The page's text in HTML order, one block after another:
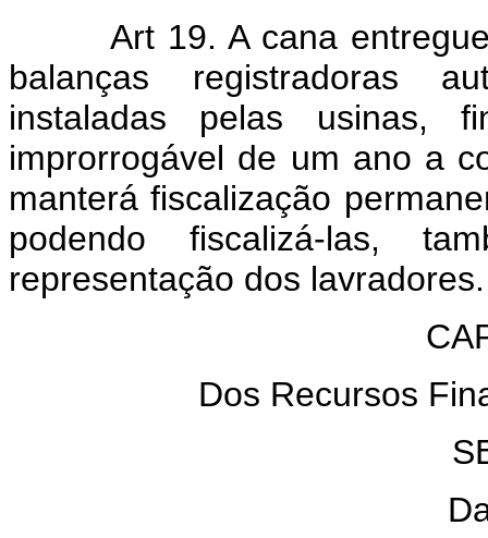
Art 19. A cana
balanças registradoras
instaladas pelas usinas,
improrrogável de um ano a
manterá fiscalização
podendo fiscalizá-las,
representação dos lavradores.
Dos Recursos